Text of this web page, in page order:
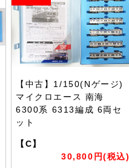
【中古】1/150(Nゲージ)
マイクロエース 南海
6300系 6313編成 6両セ
ット
【C】
30,800円(税込)